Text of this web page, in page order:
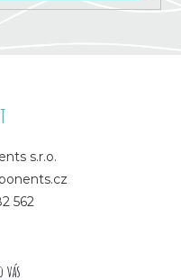
s.r.o.
562
vás